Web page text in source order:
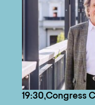
19:30,Congress